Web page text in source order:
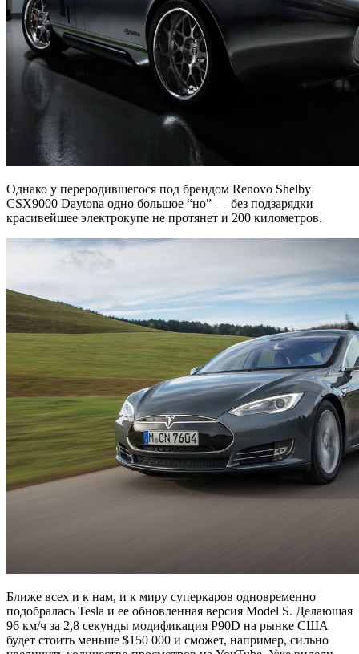
Однако у переродившегося под брендом Renovo Shelby
CSX9000 Daytona одно большое “но” — без подзарядки
красивейшее электрокупе не протянет и 200 километров.
Ближе всех и к нам, и к миру суперкаров одновременно
подобралась Tesla и ее обновленная версия Model S. Делающая
96 км/ч за 2,8 секунды модификация P90D на рынке США
будет стоить меньше $150 000 и сможет, например, сильно